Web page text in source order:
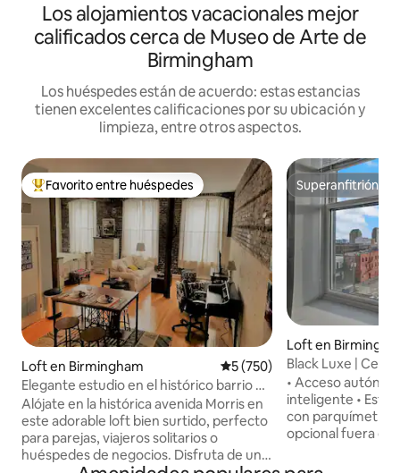
Los alojamientos vacacionales mejor
calificados cerca de Museo de Arte de
Birmingham
Los huéspedes están de acuerdo: estas estancias
tienen excelentes calificaciones por su ubicación y
limpieza, entre otros aspectos.
De los mejores en Favorito entre huéspedes
Favorito entre huéspedes
Loft en Birmingham Calificación promedio: 5 de
5 (750)
Elegante estudio en el histórico barrio de
los lofts del centro
Alójate en la histórica avenida Morris en
este adorable loft bien surtido, perfecto
para parejas, viajeros solitarios o
huéspedes de negocios. Disfruta de una
Superanfitrión
Superanfitrión
Loft en
Black Luxe |
la azotea
• Acceso
inteligente • Estacionamiento en la calle
con parquímetro • Estacionamiento
opcional fuera de la
con servicios en la azotea